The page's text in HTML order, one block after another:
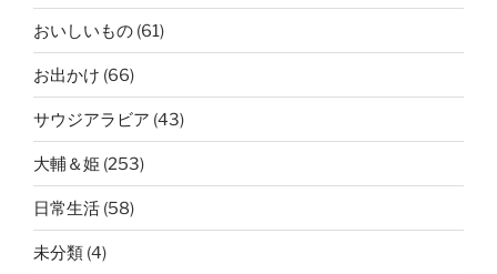
おいしいもの (61)
お出かけ (66)
サウジアラビア (43)
大輔＆姫 (253)
日常生活 (58)
未分類 (4)